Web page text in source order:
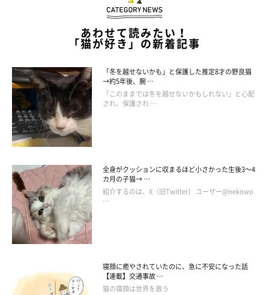
あわせて読みたい！
「猫が好き」の新着記事
「冬を越せないかも」と保護した推定8才の野良猫
→約5年後、腕 …
「このままでは冬を越せないかもしれない」と心配
され、保護され …
全身がクッションに収まるほど小さかった生後3～4
カ月の子猫→ …
紹介するのは、X（旧Twitter） ユーザー@nekowo
…
寝顔に癒やされていたのに、急に不安になった話
【連載】交通事故 …
猫の寝顔は世界を救う